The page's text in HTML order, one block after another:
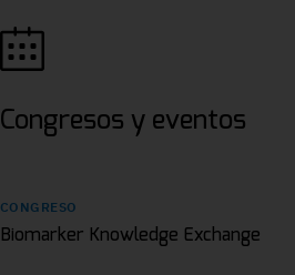
Congresos y eventos
CONGRESO
Biomarker Knowledge Exchange